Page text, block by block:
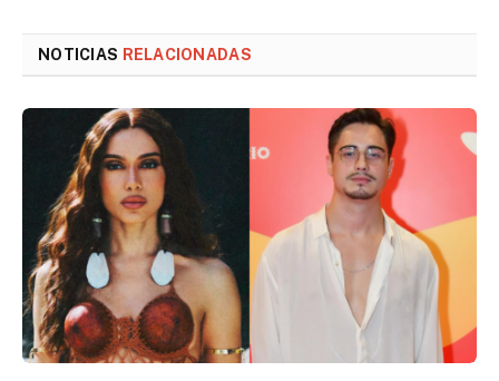
NOTICIAS RELACIONADAS